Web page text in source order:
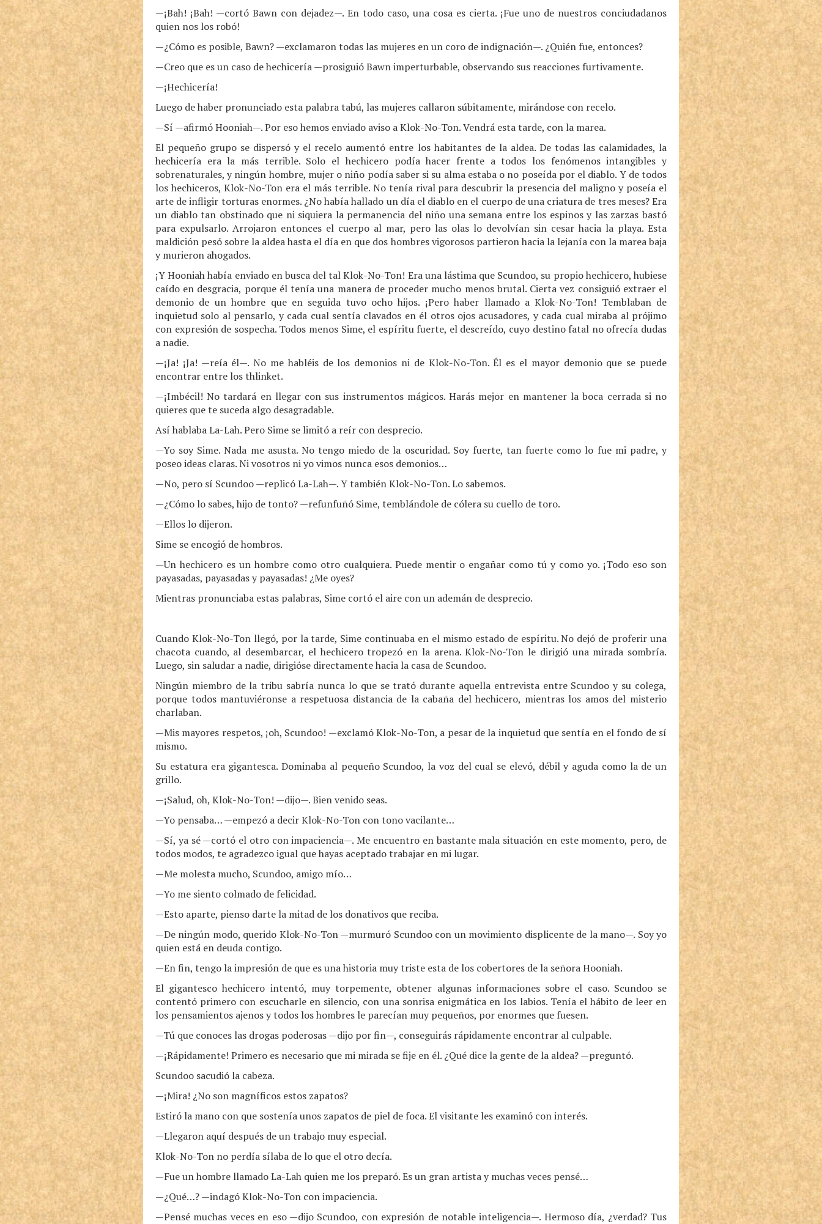
—¡Bah! ¡Bah! —cortó Bawn con dejadez—. En todo caso, una cosa es cierta. ¡Fue uno de nuestros conciudadanos
quien nos los robó!
—¿Cómo es posible, Bawn? —exclamaron todas las mujeres en un coro de indignación—. ¿Quién fue, entonces?
—Creo que es un caso de hechicería —prosiguió Bawn imperturbable, observando sus reacciones furtivamente.
—¡Hechicería!
Luego de haber pronunciado esta palabra tabú, las mujeres callaron súbitamente, mirándose con recelo.
—Sí —afirmó Hooniah—. Por eso hemos enviado aviso a Klok-No-Ton. Vendrá esta tarde, con la marea.
El pequeño grupo se dispersó y el recelo aumentó entre los habitantes de la aldea. De todas las calamidades, la
hechicería era la más terrible. Solo el hechicero podía hacer frente a todos los fenómenos intangibles y
sobrenaturales, y ningún hombre, mujer o niño podía saber si su alma estaba o no poseída por el diablo. Y de todos
los hechiceros, Klok-No-Ton era el más terrible. No tenía rival para descubrir la presencia del maligno y poseía el
arte de infligir torturas enormes. ¿No había hallado un día el diablo en el cuerpo de una criatura de tres meses? Era
un diablo tan obstinado que ni siquiera la permanencia del niño una semana entre los espinos y las zarzas bastó
para expulsarlo. Arrojaron entonces el cuerpo al mar, pero las olas lo devolvían sin cesar hacia la playa. Esta
maldición pesó sobre la aldea hasta el día en que dos hombres vigorosos partieron hacia la lejanía con la marea baja
y murieron ahogados.
¡Y Hooniah había enviado en busca del tal Klok-No-Ton! Era una lástima que Scundoo, su propio hechicero, hubiese
caído en desgracia, porque él tenía una manera de proceder mucho menos brutal. Cierta vez consiguió extraer el
demonio de un hombre que en seguida tuvo ocho hijos. ¡Pero haber llamado a Klok-No-Ton! Temblaban de
inquietud solo al pensarlo, y cada cual sentía clavados en él otros ojos acusadores, y cada cual miraba al prójimo
con expresión de sospecha. Todos menos Sime, el espíritu fuerte, el descreído, cuyo destino fatal no ofrecía dudas
a nadie.
—¡Ja! ¡Ja! —reía él—. No me habléis de los demonios ni de Klok-No-Ton. Él es el mayor demonio que se puede
encontrar entre los thlinket.
—¡Imbécil! No tardará en llegar con sus instrumentos mágicos. Harás mejor en mantener la boca cerrada si no
quieres que te suceda algo desagradable.
Así hablaba La-Lah. Pero Sime se limitó a reír con desprecio.
—Yo soy Sime. Nada me asusta. No tengo miedo de la oscuridad. Soy fuerte, tan fuerte como lo fue mi padre, y
poseo ideas claras. Ni vosotros ni yo vimos nunca esos demonios…
—No, pero sí Scundoo —replicó La-Lah—. Y también Klok-No-Ton. Lo sabemos.
—¿Cómo lo sabes, hijo de tonto? —refunfuñó Sime, temblándole de cólera su cuello de toro.
—Ellos lo dijeron.
Sime se encogió de hombros.
—Un hechicero es un hombre como otro cualquiera. Puede mentir o engañar como tú y como yo. ¡Todo eso son
payasadas, payasadas y payasadas! ¿Me oyes?
Mientras pronunciaba estas palabras, Sime cortó el aire con un ademán de desprecio.
Cuando Klok-No-Ton llegó, por la tarde, Sime continuaba en el mismo estado de espíritu. No dejó de proferir una
chacota cuando, al desembarcar, el hechicero tropezó en la arena. Klok-No-Ton le dirigió una mirada sombría.
Luego, sin saludar a nadie, dirigióse directamente hacia la casa de Scundoo.
Ningún miembro de la tribu sabría nunca lo que se trató durante aquella entrevista entre Scundoo y su colega,
porque todos mantuviéronse a respetuosa distancia de la cabaña del hechicero, mientras los amos del misterio
charlaban.
—Mis mayores respetos, ¡oh, Scundoo! —exclamó Klok-No-Ton, a pesar de la inquietud que sentía en el fondo de sí
mismo.
Su estatura era gigantesca. Dominaba al pequeño Scundoo, la voz del cual se elevó, débil y aguda como la de un
grillo.
—¡Salud, oh, Klok-No-Ton! —dijo—. Bien venido seas.
—Yo pensaba… —empezó a decir Klok-No-Ton con tono vacilante…
—Sí, ya sé —cortó el otro con impaciencia—. Me encuentro en bastante mala situación en este momento, pero, de
todos modos, te agradezco igual que hayas aceptado trabajar en mi lugar.
—Me molesta mucho, Scundoo, amigo mío…
—Yo me siento colmado de felicidad.
—Esto aparte, pienso darte la mitad de los donativos que reciba.
—De ningún modo, querido Klok-No-Ton —murmuró Scundoo con un movimiento displicente de la mano—. Soy yo
quien está en deuda contigo.
—En fin, tengo la impresión de que es una historia muy triste esta de los cobertores de la señora Hooniah.
El gigantesco hechicero intentó, muy torpemente, obtener algunas informaciones sobre el caso. Scundoo se
contentó primero con escucharle en silencio, con una sonrisa enigmática en los labios. Tenía el hábito de leer en
los pensamientos ajenos y todos los hombres le parecían muy pequeños, por enormes que fuesen.
—Tú que conoces las drogas poderosas —dijo por fin—, conseguirás rápidamente encontrar al culpable.
—¡Rápidamente! Primero es necesario que mi mirada se fije en él. ¿Qué dice la gente de la aldea? —preguntó.
Scundoo sacudió la cabeza.
—¡Mira! ¿No son magníficos estos zapatos?
Estiró la mano con que sostenía unos zapatos de piel de foca. El visitante les examinó con interés.
—Llegaron aquí después de un trabajo muy especial.
Klok-No-Ton no perdía sílaba de lo que el otro decía.
—Fue un hombre llamado La-Lah quien me los preparó. Es un gran artista y muchas veces pensé…
—¿Qué…? —indagó Klok-No-Ton con impaciencia.
—Pensé muchas veces en eso —dijo Scundoo, con expresión de notable inteligencia—. Hermoso día, ¿verdad? Tus